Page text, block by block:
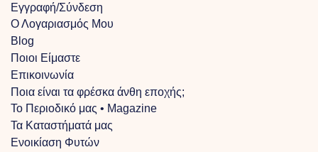
Εγγραφή/Σύνδεση
Ο Λογαριασμός Μου
Blog
Ποιοι Είμαστε
Επικοινωνία
Ποια είναι τα φρέσκα άνθη εποχής;
Το Περιοδικό μας • Magazine
Τα Kαταστήματά μας
Ενοικίαση Φυτών